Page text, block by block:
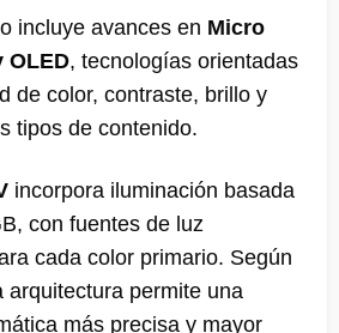
incluye avances en Micro
OLED, tecnologías orientadas
de color, contraste, brillo y
tipos de contenido.
incorpora iluminación basada
con fuentes de luz
cada color primario. Según
arquitectura permite una
más precisa y mayor